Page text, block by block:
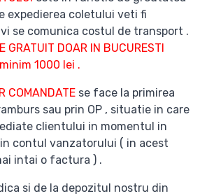
expedierea coletului veti fi
se comunica costul de transport .
GRATUIT DOAR IN BUCURESTI
1000 lei .
COMANDATE se face la primirea
sau prin OP , situatie in care
clientului in momentul in
contul vanzatorului ( in acest
intai o factura ) .
si de la depozitul nostru din